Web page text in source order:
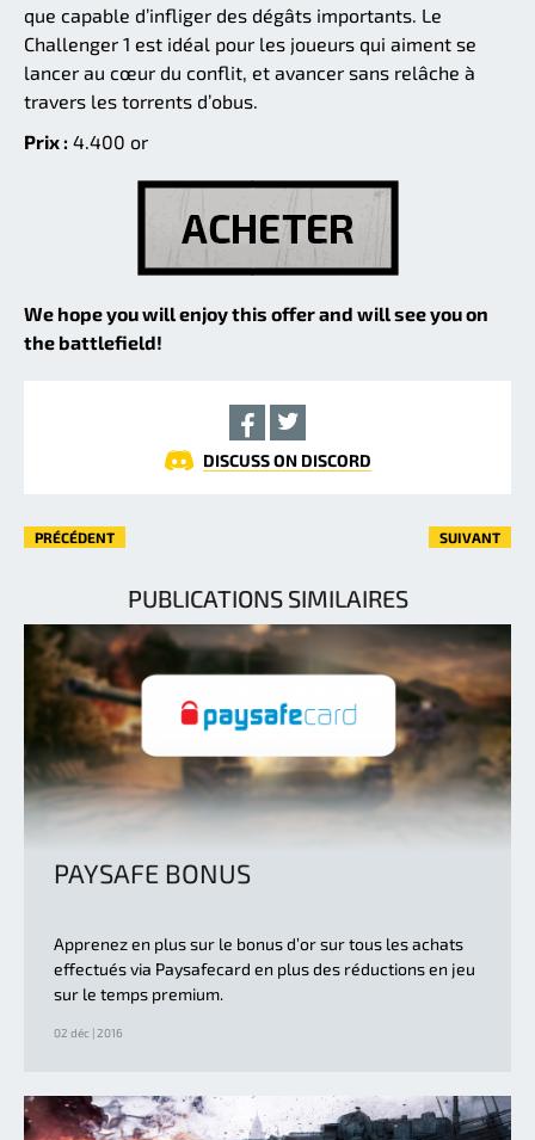
que capable d’infliger des dégâts importants. Le
Challenger 1 est idéal pour les joueurs qui aiment se
lancer au cœur du conflit, et avancer sans relâche à
travers les torrents d’obus.
Prix : 4.400 or
We hope you will enjoy this offer and will see you on
the battlefield!
DISCUSS ON DISCORD
PRÉCÉDENT SUIVANT
PUBLICATIONS SIMILAIRES
PAYSAFE BONUS
Apprenez en plus sur le bonus d’or sur tous les achats
effectués via Paysafecard en plus des réductions en jeu
sur le temps premium.
02 déc | 2016